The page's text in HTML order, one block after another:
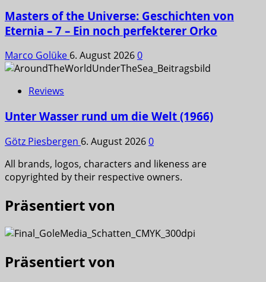
Masters of the Universe: Geschichten von
Eternia – 7 – Ein noch perfekterer Orko
Marco Golüke 6. August 20260
Reviews
Unter Wasser rund um die Welt (1966)
Götz Piesbergen 6. August 20260
All brands, logos, characters and likeness are
copyrighted by their respective owners.
Präsentiert von
Präsentiert von